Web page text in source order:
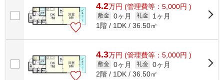
4.2万円 (管理費等：5,000円 )
敷金 0ヶ月 礼金
1ヶ月
1階 / 1DK / 36.50㎡
4.3万円 (管理費等：5,000円 )
敷金 0ヶ月 礼金 0ヶ月
2階 / 1DK / 36.50㎡